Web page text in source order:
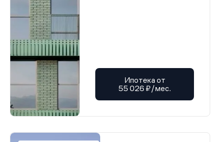
Ипотека от
55 026 ₽/мес.